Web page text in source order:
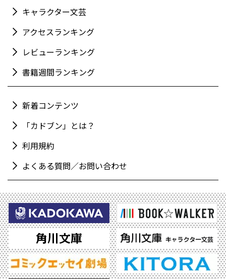
キャラクター文芸
アクセスランキング
レビューランキング
書籍週間ランキング
新着コンテンツ
「カドブン」とは？
利用規約
よくある質問／お問い合わせ